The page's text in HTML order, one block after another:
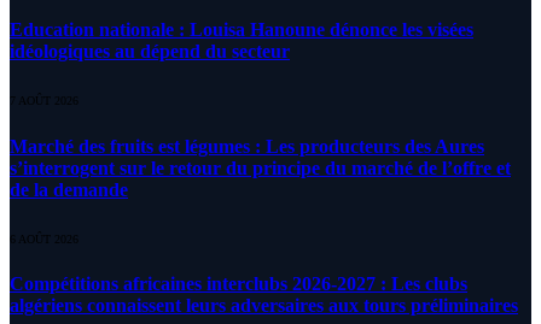
Education nationale : Louisa Hanoune dénonce les visées
idéologiques au dépend du secteur
7 AOÛT 2026
Marché des fruits est légumes : Les producteurs des Aures
s’interrogent sur le retour du principe du marché de l’offre et
de la demande
6 AOÛT 2026
Compétitions africaines interclubs 2026-2027 : Les clubs
algériens connaissent leurs adversaires aux tours préliminaires